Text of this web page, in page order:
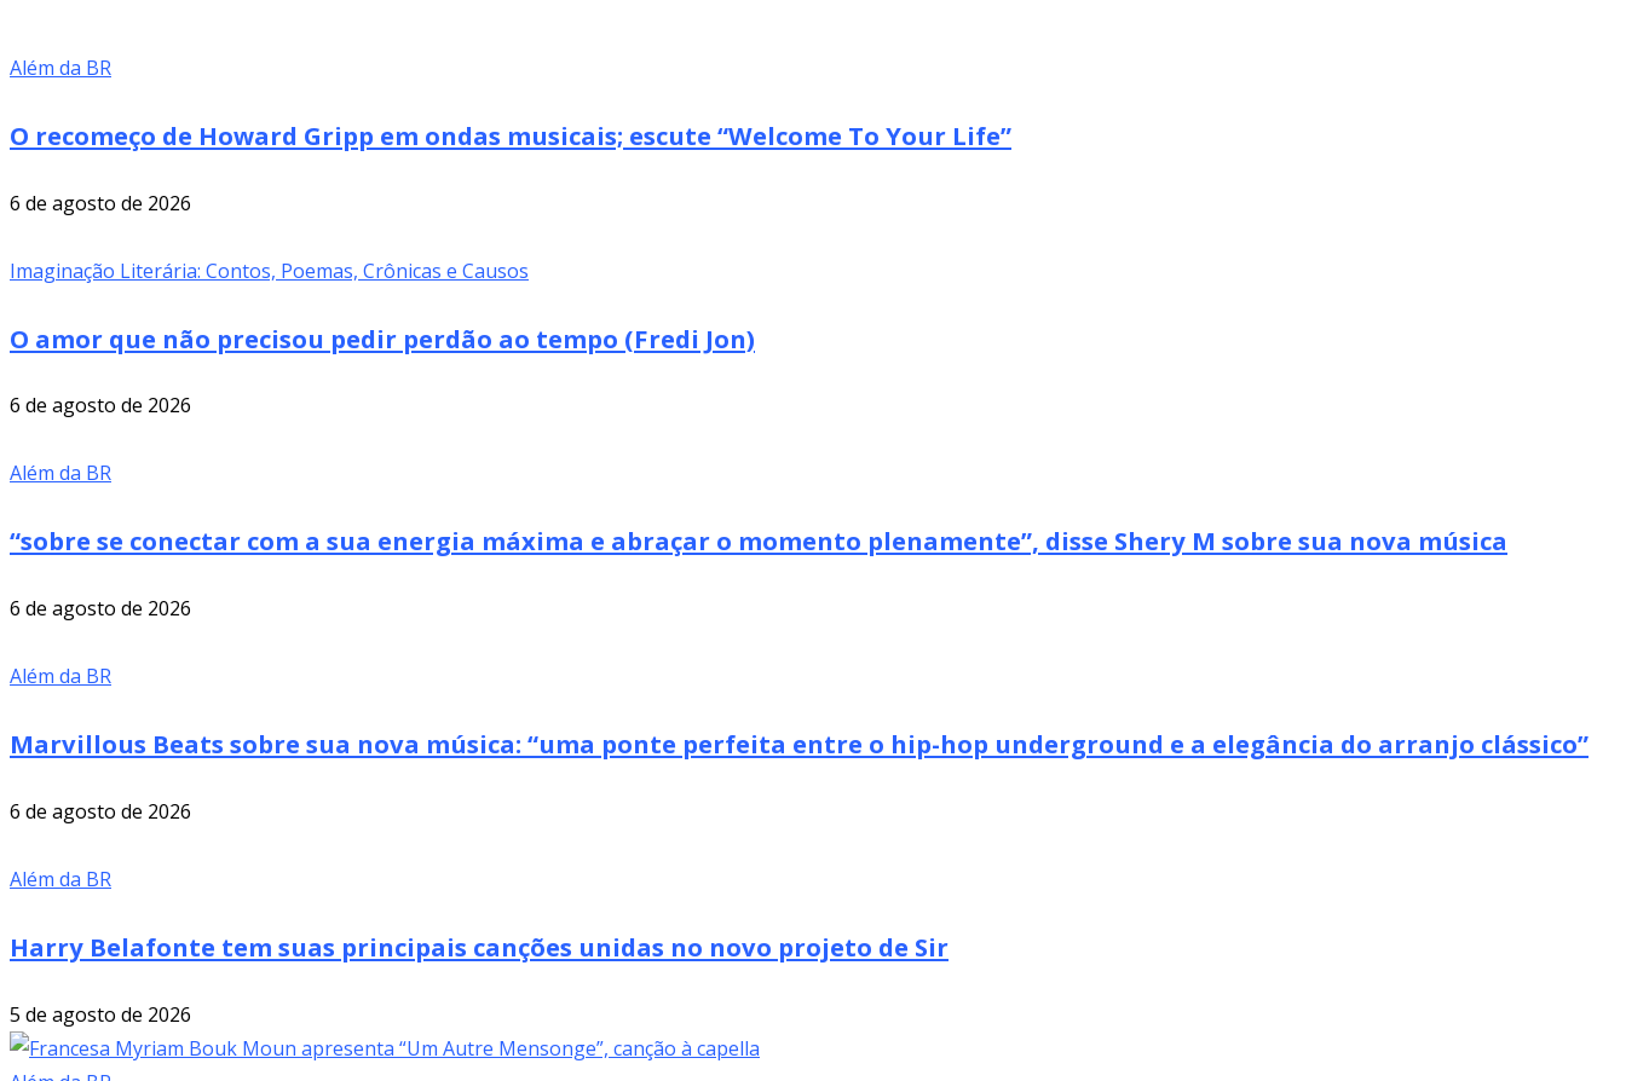
Além da BR
O recomeço de Howard Gripp em ondas musicais; escute “Welcome To Your Life”
6 de agosto de 2026
Imaginação Literária: Contos, Poemas, Crônicas e Causos
O amor que não precisou pedir perdão ao tempo (Fredi Jon)
6 de agosto de 2026
Além da BR
“sobre se conectar com a sua energia máxima e abraçar o momento plenamente”, disse Shery M sobre sua nova música
6 de agosto de 2026
Além da BR
Marvillous Beats sobre sua nova música: “uma ponte perfeita entre o hip-hop underground e a elegância do arranjo clássico”
6 de agosto de 2026
Além da BR
Harry Belafonte tem suas principais canções unidas no novo projeto de Sir
5 de agosto de 2026